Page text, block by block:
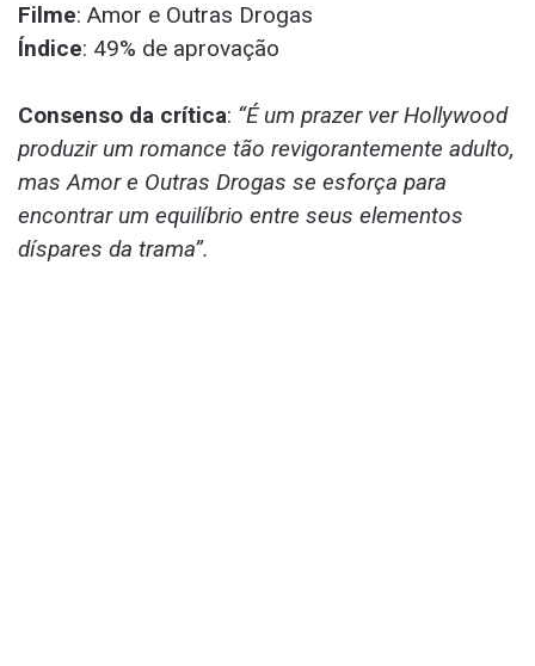
Filme: Amor e Outras Drogas
Índice: 49% de aprovação
Consenso da crítica: “É um prazer ver Hollywood
produzir um romance tão revigorantemente adulto,
mas Amor e Outras Drogas se esforça para
encontrar um equilíbrio entre seus elementos
díspares da trama”.